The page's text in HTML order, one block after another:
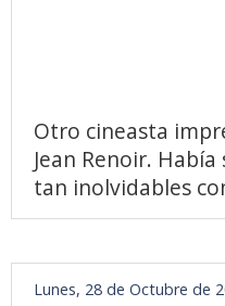
Otro cineasta
Jean Renoir.
tan inolvidables
Lunes, 28 de Octubre de